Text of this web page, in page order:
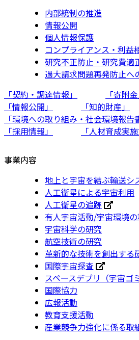
内部統制の推進
情報公開
個人情報保護
コンプライアンス・利益
研究不正防止・研究費適
過大請求問題再発防止へ
「契約・調達情報」
「寄附金
「情報公開」
「知的財産」
「環境への取り組み・社会環境報告
「採用情報」
「人材育成実施
事業内容
地上と宇宙を結ぶ輸送シ
人工衛星による宇宙利用
人工衛星の追跡
有人宇宙活動/宇宙環境
宇宙科学の研究
航空技術の研究
革新的な技術を創出する
国際宇宙探査
スペースデブリ（宇宙ゴ
国際協力
広報活動
教育支援活動
産業競争力強化に係る取